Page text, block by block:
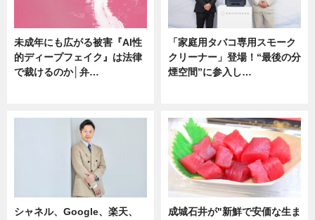
未成年にも広がる被害『AI性
的ディープフェイク』は法律
で裁けるのか│弁…
「家庭用タバコ専用スモーク
クリーナー」登場！“最後の分
煙空間”に参入し…
シャネル、Google、楽天、
成城石井が"新鮮で安価な生ま